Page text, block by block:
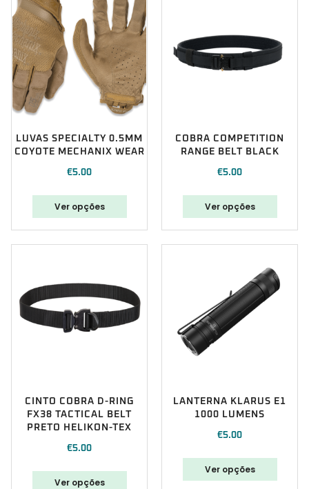
LUVAS SPECIALTY 0.5MM
COYOTE MECHANIX WEAR
€5.00
Ver opções
COBRA COMPETITION
RANGE BELT BLACK
€5.00
Ver opções
CINTO COBRA D-RING
FX38 TACTICAL BELT
PRETO HELIKON-TEX
€5.00
Ver opções
LANTERNA KLARUS E1
1000 LUMENS
€5.00
Ver opções